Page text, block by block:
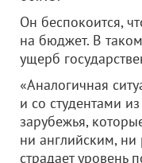
Он беспокоится,
на бюджет. В
ущерб
«Аналогичная
и со студентами
зарубежья,
ни английским, ни
страдает уровень